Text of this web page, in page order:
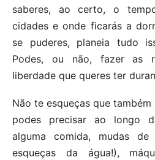
saberes, ao certo, o
cidades e onde ficarás a
se puderes, planeia tudo
Podes, ou não, fazer as
liberdade que queres ter
Não te esqueças que
podes precisar ao longo
alguma comida, mudas
esqueças da água!),